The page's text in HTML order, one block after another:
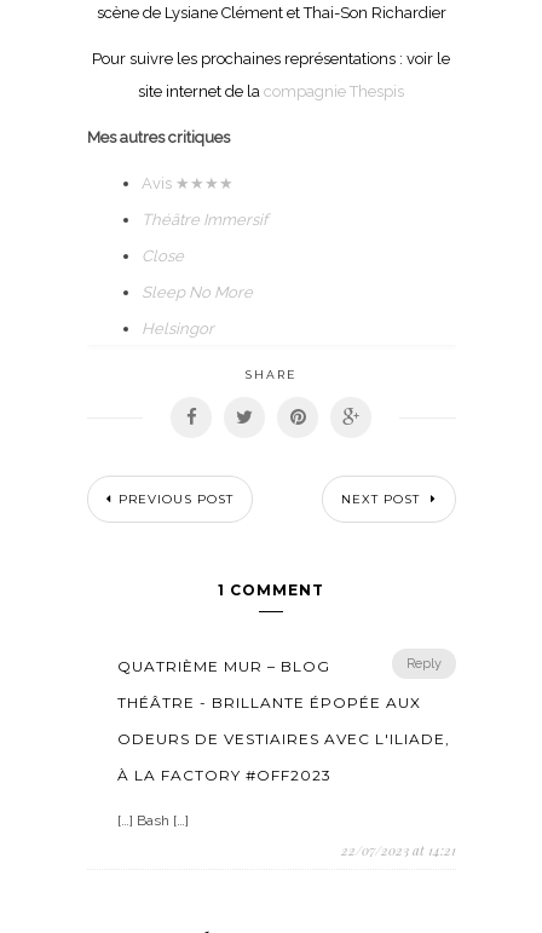
scène de Lysiane Clément et Thai-Son Richardier
Pour suivre les prochaines représentations : voir le
site internet de la compagnie Thespis
Mes autres critiques
Avis ★★★★
Théâtre Immersif
Close
Sleep No More
Helsingor
SHARE
PREVIOUS POST NEXT POST
1 COMMENT
Reply
QUATRIÈME MUR – BLOG
THÉÂTRE - BRILLANTE ÉPOPÉE AUX
ODEURS DE VESTIAIRES AVEC L'ILIADE,
À LA FACTORY #OFF2023
[…] Bash […]
22/07/2023 at 14:21